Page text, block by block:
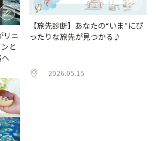
リニ
と
【旅先診断】あなたの“いま”にぴ
ったりな旅先が見つかる♪
2026.05.15